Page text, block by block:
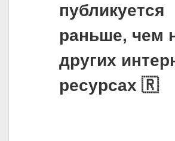
публикуется
раньше, чем
других
ресурсах 🇷